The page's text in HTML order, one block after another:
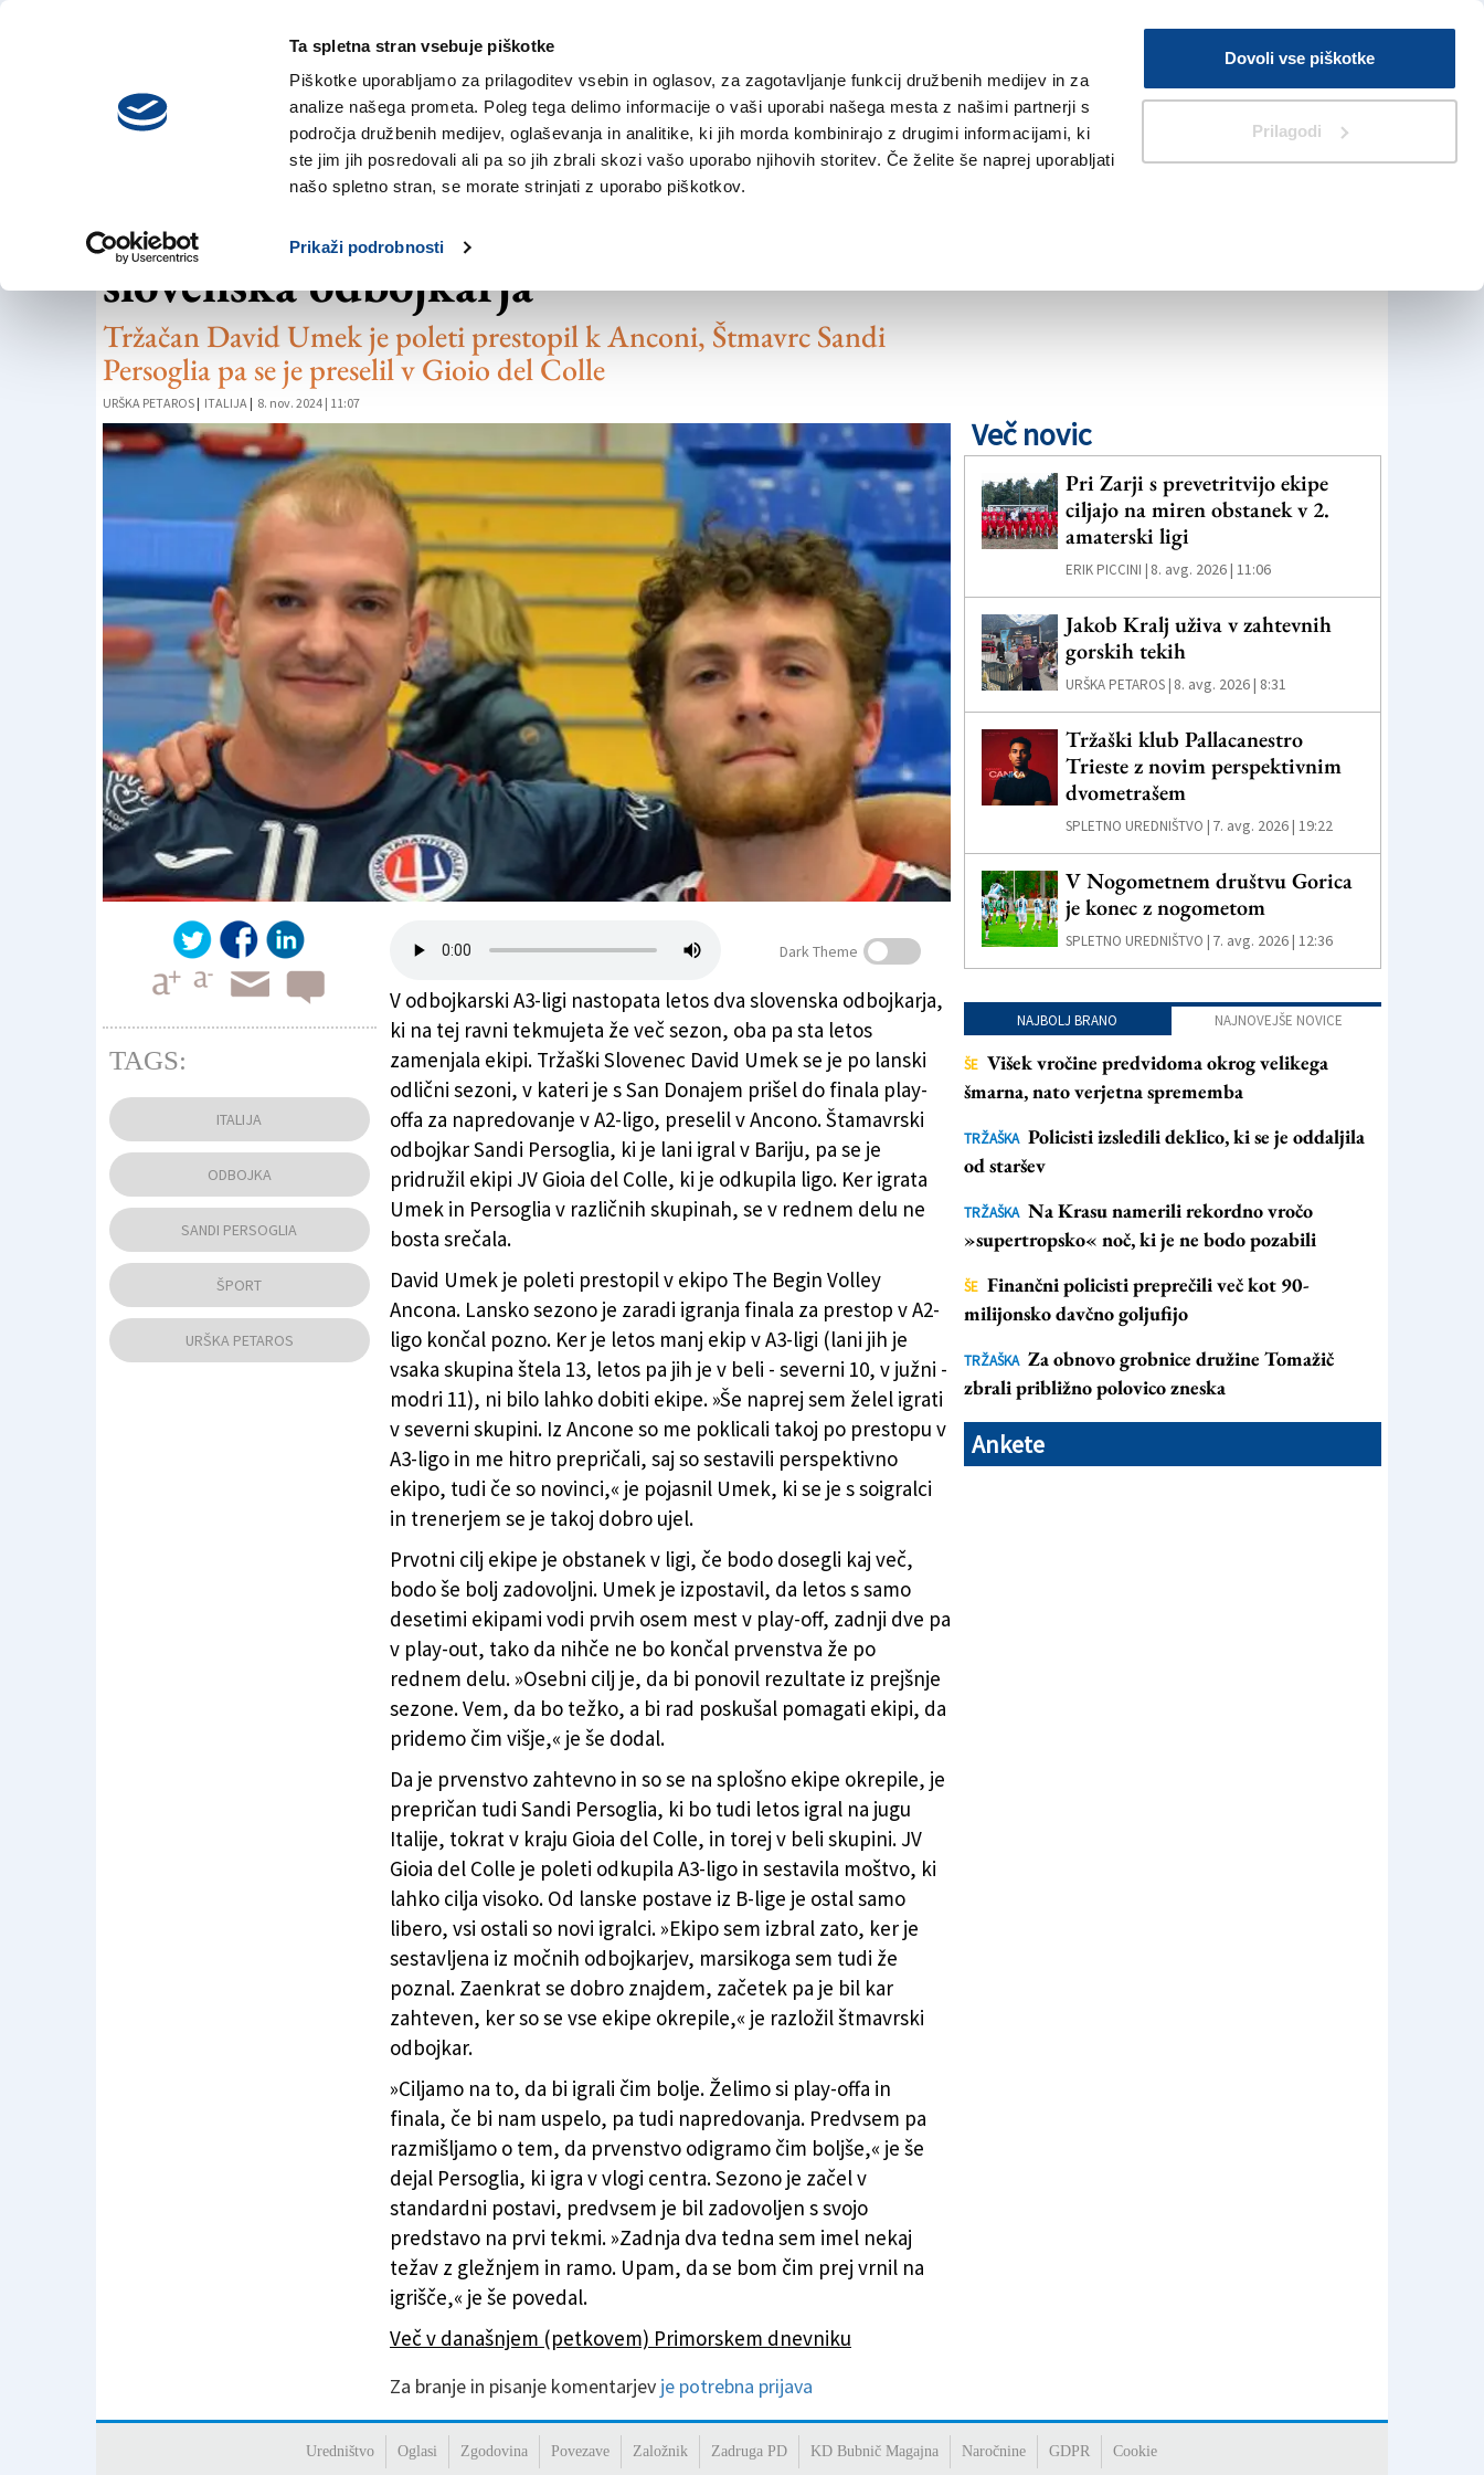
Ta spletna stran vsebuje piškotke
Piškotke uporabljamo za prilagoditev vsebin in oglasov, za zagotavljanje funkcij družbenih medijev in za
analize našega prometa. Poleg tega delimo informacije o vaši uporabi našega mesta z našimi partnerji s
področja družbenih medijev, oglaševanja in analitike, ki jih morda kombinirajo z drugimi informacijami, ki
ste jim jih posredovali ali pa so jih zbrali skozi vašo uporabo njihovih storitev. Če želite še naprej uporabljati
našo spletno stran, se morate strinjati z uporabo piškotkov.
Prikaži podrobnosti
Dovoli vse piškotke
Prilagodi
nedelja,
9. avgusta 2026
V Kioskih
Iskanje
NOVICE TRŽAŠKA GORIŠKA KULTURA ŠPORT ŠE
V A3-ligi tudi letos dva ambiciozna
slovenska odbojkarja
Tržačan David Umek je poleti prestopil k Anconi, Štmavrc Sandi
Persoglia pa se je preselil v Gioio del Colle
URŠKA PETAROS | ITALIJA | 8. nov. 2024 | 11:07
Sandi Persoglia (levo) in David Umek na fotografiji iz sezone 2020/21 (ARHIV)
Dark Theme
V odbojkarski A3-ligi nastopata letos dva slovenska odbojkarja,
ki na tej ravni tekmujeta že več sezon, oba pa sta letos
zamenjala ekipi. Tržaški Slovenec David Umek se je po lanski
odlični sezoni, v kateri je s San Donajem prišel do finala play-
offa za napredovanje v A2-ligo, preselil v Ancono. Štamavrski
odbojkar Sandi Persoglia, ki je lani igral v Bariju, pa se je
pridružil ekipi JV Gioia del Colle, ki je odkupila ligo. Ker igrata
Umek in Persoglia v različnih skupinah, se v rednem delu ne
bosta srečala.
David Umek je poleti prestopil v ekipo The Begin Volley
Ancona. Lansko sezono je zaradi igranja finala za prestop v A2-
ligo končal pozno. Ker je letos manj ekip v A3-ligi (lani jih je
vsaka skupina štela 13, letos pa jih je v beli - severni 10, v južni -
modri 11), ni bilo lahko dobiti ekipe. »Še naprej sem želel igrati
v severni skupini. Iz Ancone so me poklicali takoj po prestopu v
A3-ligo in me hitro prepričali, saj so sestavili perspektivno
ekipo, tudi če so novinci,« je pojasnil Umek, ki se je s soigralci
in trenerjem se je takoj dobro ujel.
Prvotni cilj ekipe je obstanek v ligi, če bodo dosegli kaj več,
bodo še bolj zadovoljni. Umek je izpostavil, da letos s samo
desetimi ekipami vodi prvih osem mest v play-off, zadnji dve pa
v play-out, tako da nihče ne bo končal prvenstva že po
rednem delu. »Osebni cilj je, da bi ponovil rezultate iz prejšnje
sezone. Vem, da bo težko, a bi rad poskušal pomagati ekipi, da
pridemo čim višje,« je še dodal.
Da je prvenstvo zahtevno in so se na splošno ekipe okrepile, je
prepričan tudi Sandi Persoglia, ki bo tudi letos igral na jugu
Italije, tokrat v kraju Gioia del Colle, in torej v beli skupini. JV
Gioia del Colle je poleti odkupila A3-ligo in sestavila moštvo, ki
lahko cilja visoko. Od lanske postave iz B-lige je ostal samo
libero, vsi ostali so novi igralci. »Ekipo sem izbral zato, ker je
sestavljena iz močnih odbojkarjev, marsikoga sem tudi že
poznal. Zaenkrat se dobro znajdem, začetek pa je bil kar
zahteven, ker so se vse ekipe okrepile,« je razložil štmavrski
odbojkar.
»Ciljamo na to, da bi igrali čim bolje. Želimo si play-offa in
finala, če bi nam uspelo, pa tudi napredovanja. Predvsem pa
razmišljamo o tem, da prvenstvo odigramo čim boljše,« je še
dejal Persoglia, ki igra v vlogi centra. Sezono je začel v
standardni postavi, predvsem je bil zadovoljen s svojo
predstavo na prvi tekmi. »Zadnja dva tedna sem imel nekaj
težav z gležnjem in ramo. Upam, da se bom čim prej vrnil na
igrišče,« je še povedal.
Več v današnjem (petkovem) Primorskem dnevniku
Za branje in pisanje komentarjev je potrebna prijava
TAGS:
ITALIJA
ODBOJKA
SANDI PERSOGLIA
ŠPORT
URŠKA PETAROS
Več novic
Pri Zarji s prevetritvijo ekipe
ciljajo na miren obstanek v 2.
amaterski ligi
ERIK PICCINI | 8. avg. 2026 | 11:06
Jakob Kralj uživa v zahtevnih
gorskih tekih
URŠKA PETAROS | 8. avg. 2026 | 8:31
Tržaški klub Pallacanestro
Trieste z novim perspektivnim
dvometrašem
SPLETNO UREDNIŠTVO | 7. avg. 2026 | 19:22
V Nogometnem društvu Gorica
je konec z nogometom
SPLETNO UREDNIŠTVO | 7. avg. 2026 | 12:36
NAJBOLJ BRANO NAJNOVEJŠE NOVICE
ŠE Višek vročine predvidoma okrog velikega
šmarna, nato verjetna sprememba
TRŽAŠKA Policisti izsledili deklico, ki se je oddaljila
od staršev
TRŽAŠKA Na Krasu namerili rekordno vročo
»supertropsko« noč, ki je ne bodo pozabili
ŠE Finančni policisti preprečili več kot 90-
milijonsko davčno goljufijo
TRŽAŠKA Za obnovo grobnice družine Tomažič
zbrali približno polovico zneska
Ankete
Uredništvo Oglasi Zgodovina Povezave Založnik Zadruga PD KD Bubnič Magajna Naročnine GDPR Cookie